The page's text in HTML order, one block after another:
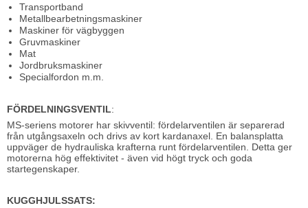
Transportband
Metallbearbetningsmaskiner
Maskiner för vägbyggen
Gruvmaskiner
Mat
Jordbruksmaskiner
Specialfordon m.m.
FÖRDELNINGSVENTIL:
MS-seriens motorer har skivventil: fördelarventilen är separerad
från utgångsaxeln och drivs av kort kardanaxel. En balansplatta
uppväger de hydrauliska krafterna runt fördelarventilen. Detta ger
motorerna hög effektivitet - även vid högt tryck och goda
startegenskaper.
KUGGHJULSSATS: